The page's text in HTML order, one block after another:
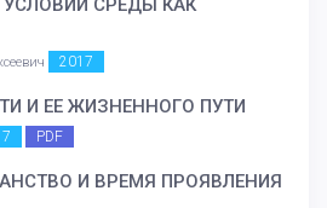
СРЕДЫ КАК
2017
И ЕЕ ЖИЗНЕННОГО ПУТИ
PDF
И ВРЕМЯ ПРОЯВЛЕНИЯ